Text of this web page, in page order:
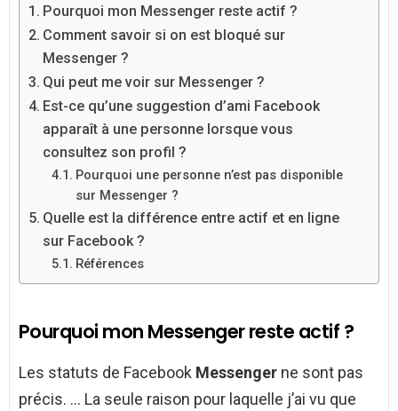
Pourquoi mon Messenger reste actif ?
Comment savoir si on est bloqué sur
Messenger ?
Qui peut me voir sur Messenger ?
Est-ce qu’une suggestion d’ami Facebook
apparaît à une personne lorsque vous
consultez son profil ?
Pourquoi une personne n’est pas disponible
sur Messenger ?
Quelle est la différence entre actif et en ligne
sur Facebook ?
Références
Pourquoi mon Messenger reste actif ?
Les statuts de Facebook Messenger ne sont pas
précis. … La seule raison pour laquelle j’ai vu que